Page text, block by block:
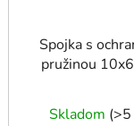
Spojka s
pružinou
Skladom (>5